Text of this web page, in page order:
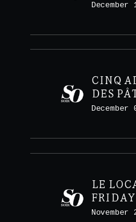
December
CINQ
DES
December
LE
November